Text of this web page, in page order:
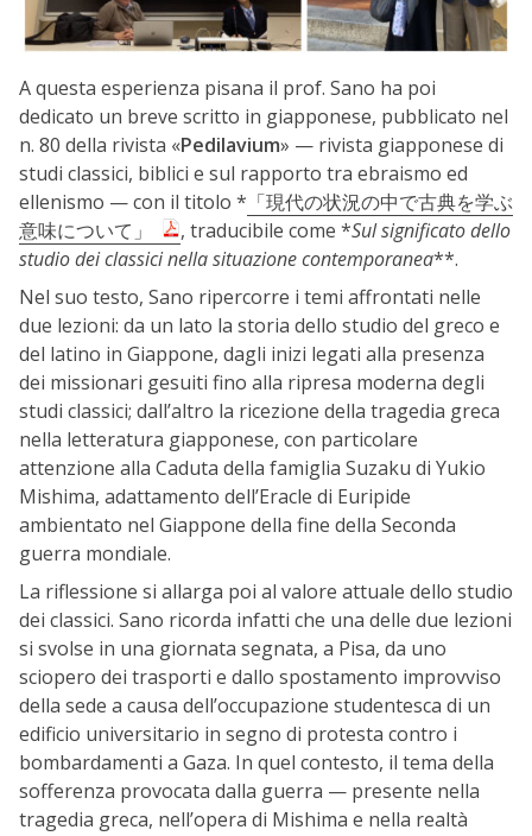
A questa esperienza pisana il prof. Sano ha poi
dedicato un breve scritto in giapponese, pubblicato nel
n. 80 della rivista «Pedilavium» — rivista giapponese di
studi classici, biblici e sul rapporto tra ebraismo ed
ellenismo — con il titolo * 「現代の状況の中で古典を学ぶ
意味について」
, traducibile come *Sul significato dello
studio dei classici nella situazione contemporanea**.
Nel suo testo, Sano ripercorre i temi affrontati nelle
due lezioni: da un lato la storia dello studio del greco e
del latino in Giappone, dagli inizi legati alla presenza
dei missionari gesuiti fino alla ripresa moderna degli
studi classici; dall’altro la ricezione della tragedia greca
nella letteratura giapponese, con particolare
attenzione alla Caduta della famiglia Suzaku di Yukio
Mishima, adattamento dell’Eracle di Euripide
ambientato nel Giappone della fine della Seconda
guerra mondiale.
La riflessione si allarga poi al valore attuale dello studio
dei classici. Sano ricorda infatti che una delle due lezioni
si svolse in una giornata segnata, a Pisa, da uno
sciopero dei trasporti e dallo spostamento improvviso
della sede a causa dell’occupazione studentesca di un
edificio universitario in segno di protesta contro i
bombardamenti a Gaza. In quel contesto, il tema della
sofferenza provocata dalla guerra — presente nella
tragedia greca, nell’opera di Mishima e nella realtà